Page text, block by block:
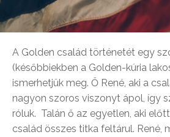
A Golden család történetét egy
(későbbiekben a Golden-kúria
ismerhetjük meg. Ő René, aki a
nagyon szoros viszonyt ápol, így
róluk. Talán ő az egyetlen, aki
család összes titka feltárul. René,